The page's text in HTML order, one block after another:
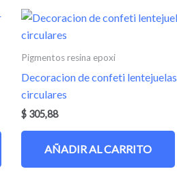
Este
producto
tiene
variantes.
opciones
se
elegir
Pigmentos resina epoxi
Decoracion de confeti lentejuelas
circulares
$ 305,88
AÑADIR AL CARRITO